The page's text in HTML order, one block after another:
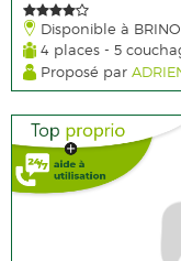
Disponible à
4 places - 5
Proposé par